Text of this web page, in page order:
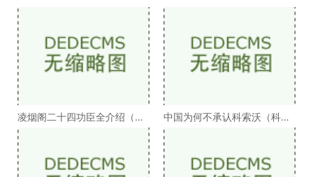
凌烟阁二十四功臣全介绍（凌
烟阁二十四功臣排
中国为何不承认科索沃（科索
沃为何不被承认）